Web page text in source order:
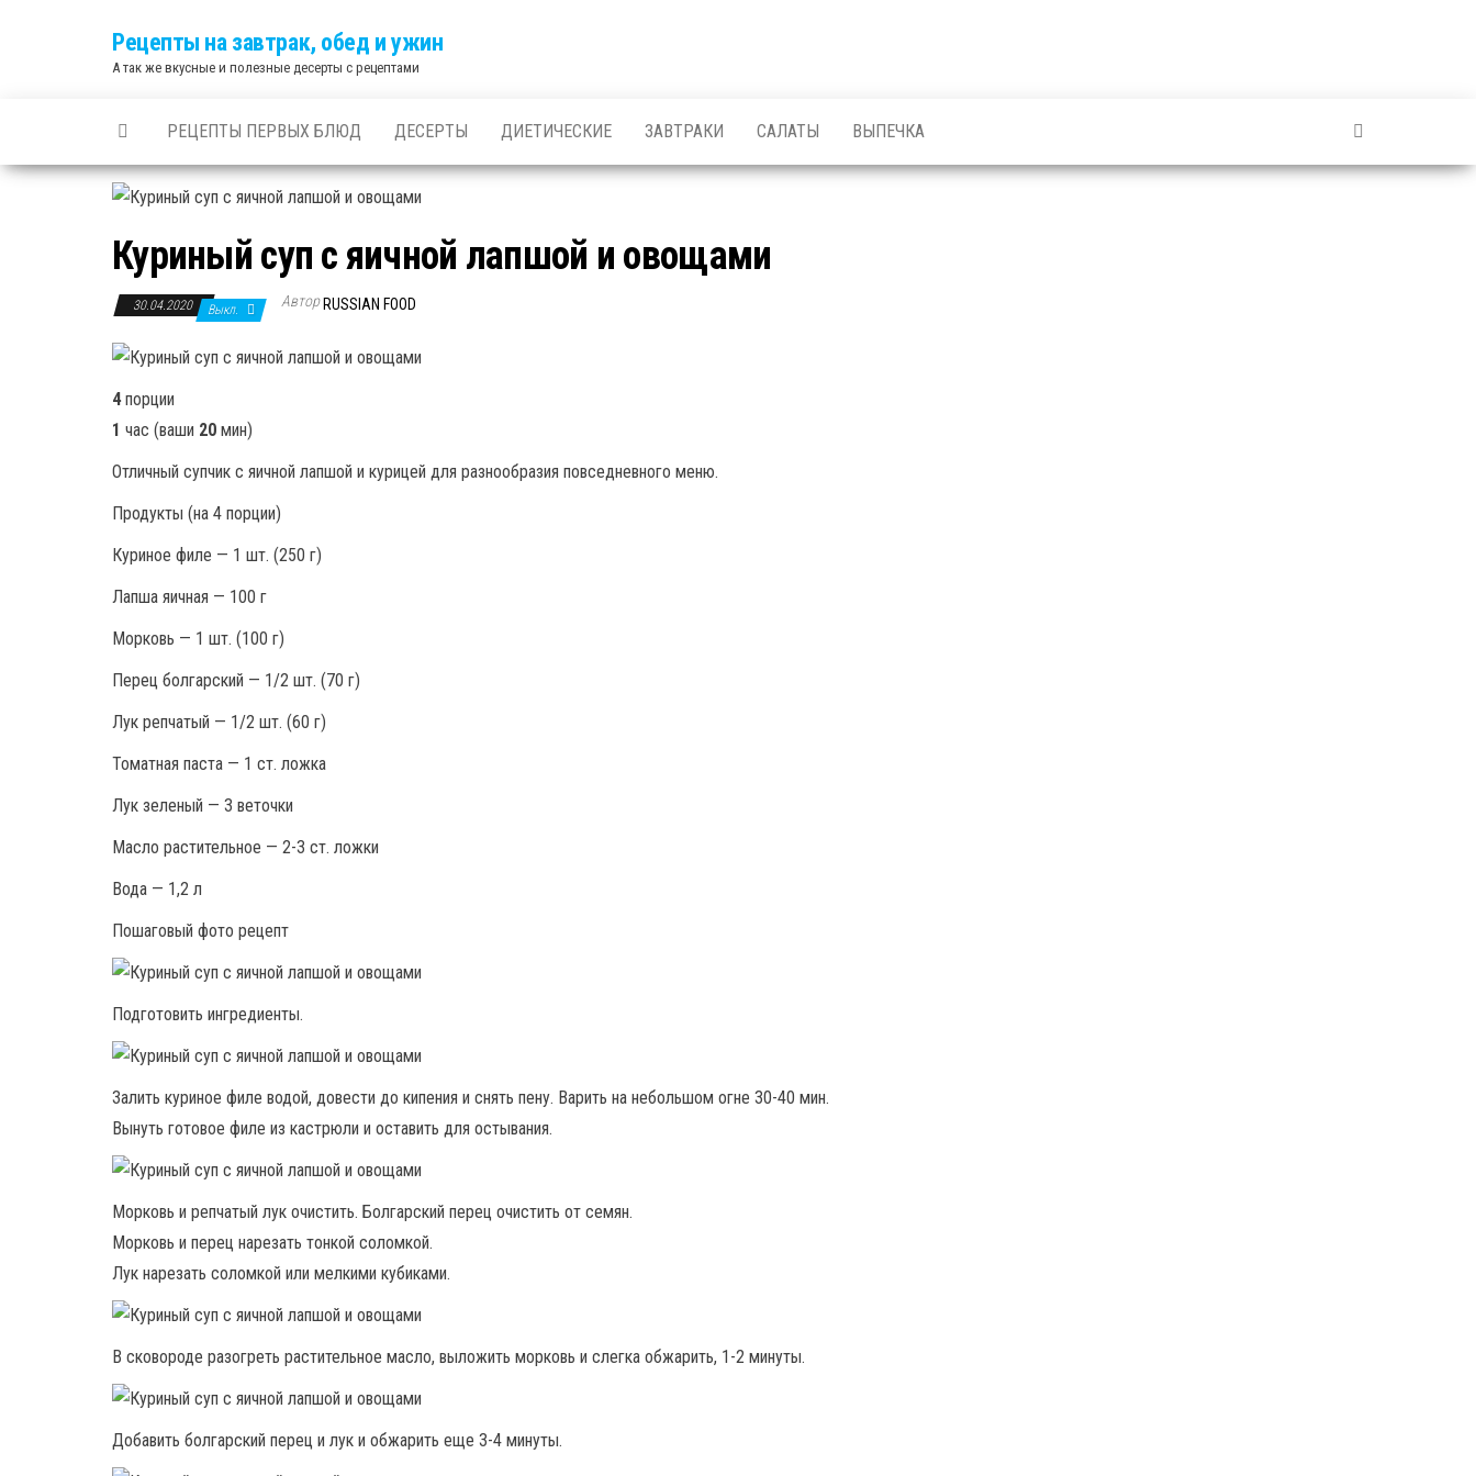
Рецепты на завтрак, обед и ужин
А так же вкусные и полезные десерты с рецептами
РЕЦЕПТЫ ПЕРВЫХ БЛЮД ДЕСЕРТЫ ДИЕТИЧЕСКИЕ ЗАВТРАКИ САЛАТЫ ВЫПЕЧКА
Куриный суп с яичной лапшой и овощами
30.04.2020 Выкл. Автор RUSSIAN FOOD
4порции
1 час (ваши 20 мин)
Отличный супчик с яичной лапшой и курицей для разнообразия повседневного меню.
Продукты (на 4 порции)
Куриное филе — 1 шт. (250 г)
Лапша яичная — 100 г
Морковь — 1 шт. (100 г)
Перец болгарский — 1/2 шт. (70 г)
Лук репчатый — 1/2 шт. (60 г)
Томатная паста — 1 ст. ложка
Лук зеленый — 3 веточки
Масло растительное — 2-3 ст. ложки
Вода — 1,2 л
Пошаговый фото рецепт
Подготовить ингредиенты.
Залить куриное филе водой, довести до кипения и снять пену. Варить на небольшом огне 30-40 мин.
Вынуть готовое филе из кастрюли и оставить для остывания.
Морковь и репчатый лук очистить. Болгарский перец очистить от семян.
Морковь и перец нарезать тонкой соломкой.
Лук нарезать соломкой или мелкими кубиками.
В сковороде разогреть растительное масло, выложить морковь и слегка обжарить, 1-2 минуты.
Добавить болгарский перец и лук и обжарить еще 3-4 минуты.